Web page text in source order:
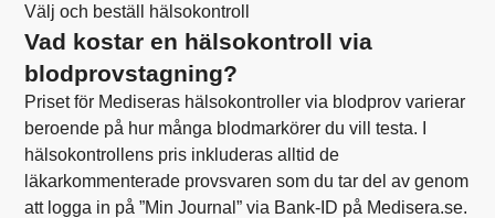
Välj och beställ hälsokontroll
Vad kostar en hälsokontroll via
blodprovstagning?
Priset för Mediseras hälsokontroller via blodprov varierar
beroende på hur många blodmarkörer du vill testa. I
hälsokontrollens pris inkluderas alltid de
läkarkommenterade provsvaren som du tar del av genom
att logga in på ”Min Journal” via Bank-ID på Medisera.se.